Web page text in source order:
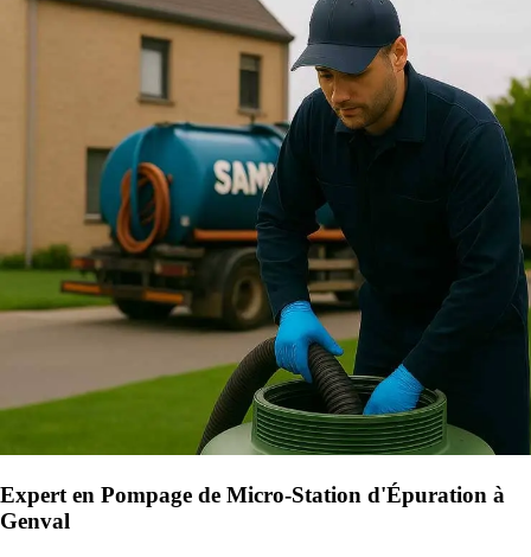
Expert en Pompage de Micro-Station d'Épuration à
Genval